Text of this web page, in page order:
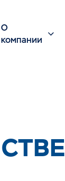
О
компании